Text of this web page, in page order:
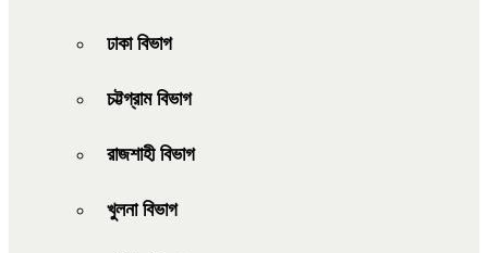
ঢাকা বিভাগ
চট্টগ্রাম বিভাগ
রাজশাহী বিভাগ
খুলনা বিভাগ